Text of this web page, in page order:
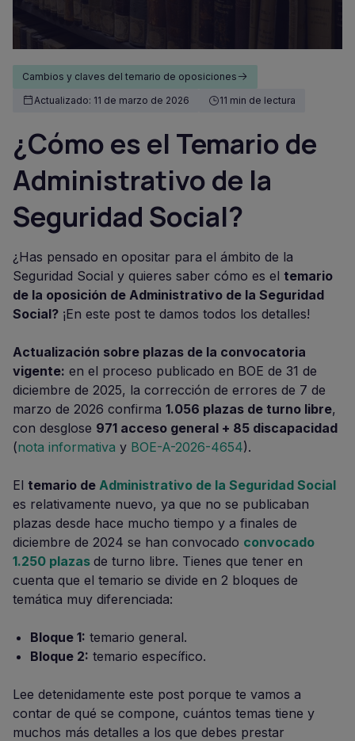
Cambios y claves del temario de oposiciones
Actualizado: 11 de marzo de 2026
11 min de lectura
¿Cómo es el Temario de
Administrativo de la
Seguridad Social?
¿Has pensado en opositar para el ámbito de la
Seguridad Social y quieres saber cómo es el temario
de la oposición de Administrativo de la Seguridad
Social? ¡En este post te damos todos los detalles!
Actualización sobre plazas de la convocatoria
vigente: en el proceso publicado en BOE de 31 de
diciembre de 2025, la corrección de errores de 7 de
marzo de 2026 confirma 1.056 plazas de turno libre,
con desglose 971 acceso general + 85 discapacidad
(nota informativa y BOE-A-2026-4654).
El temario de Administrativo de la Seguridad Social
es relativamente nuevo, ya que no se publicaban
plazas desde hace mucho tiempo y a finales de
diciembre de 2024 se han convocado convocado
1.250 plazas de turno libre. Tienes que tener en
cuenta que el temario se divide en 2 bloques de
temática muy diferenciada:
Bloque 1: temario general.
Bloque 2: temario específico.
Lee detenidamente este post porque te vamos a
contar de qué se compone, cuántos temas tiene y
muchos más detalles a los que debes prestar